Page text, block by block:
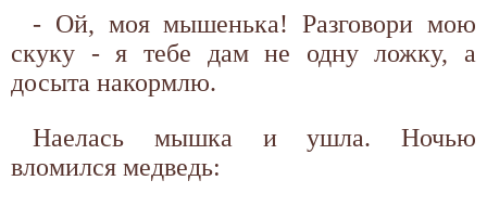
- Ой, моя мышенька! Разговори мою
скуку - я тебе дам не одну ложку, а
досыта накормлю.
Наелась мышка и ушла. Ночью
вломился медведь: